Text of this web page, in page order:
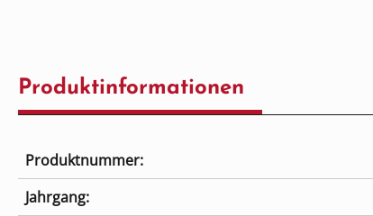
Produktinformationen
Produktnummer:
Jahrgang: